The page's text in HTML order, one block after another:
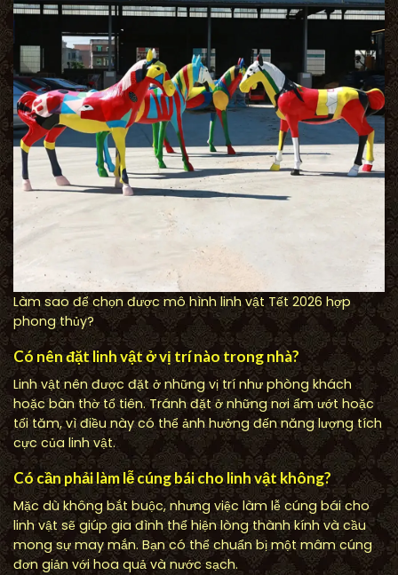
Làm sao để chọn được mô hình linh vật Tết 2026 hợp
phong thủy?
Có nên đặt linh vật ở vị trí nào trong nhà?
Linh vật nên được đặt ở những vị trí như phòng khách
hoặc bàn thờ tổ tiên. Tránh đặt ở những nơi ẩm ướt hoặc
tối tăm, vì điều này có thể ảnh hưởng đến năng lượng tích
cực của linh vật.
Có cần phải làm lễ cúng bái cho linh vật không?
Mặc dù không bắt buộc, nhưng việc làm lễ cúng bái cho
linh vật sẽ giúp gia đình thể hiện lòng thành kính và cầu
mong sự may mắn. Bạn có thể chuẩn bị một mâm cúng
đơn giản với hoa quả và nước sạch.